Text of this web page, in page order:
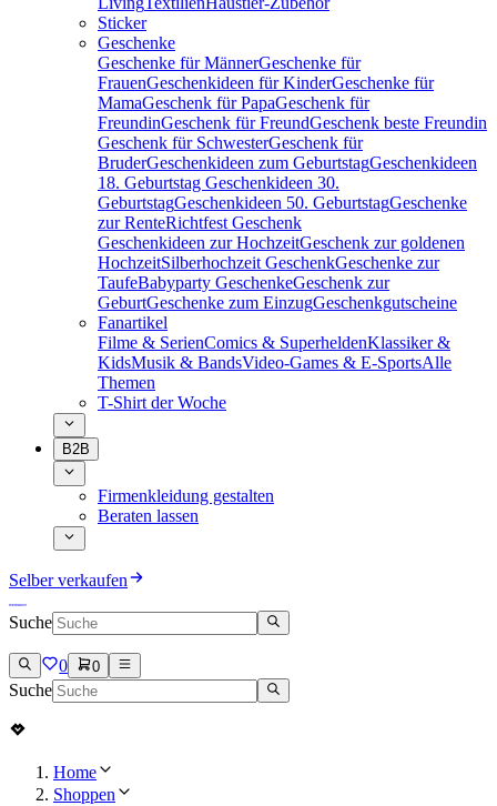
Sticker
Geschenke
Geschenke für MännerGeschenke für
FrauenGeschenkideen für KinderGeschenke für
MamaGeschenk für PapaGeschenk für
FreundinGeschenk für FreundGeschenk beste Freundin
Geschenk für SchwesterGeschenk für
BruderGeschenkideen zum GeburtstagGeschenkideen
18. Geburtstag Geschenkideen 30.
GeburtstagGeschenkideen 50. GeburtstagGeschenke
zur RenteRichtfest Geschenk
Geschenkideen zur HochzeitGeschenk zur goldenen
HochzeitSilberhochzeit GeschenkGeschenke zur
TaufeBabyparty GeschenkeGeschenk zur
GeburtGeschenke zum EinzugGeschenkgutscheine
Fanartikel
Filme & SerienComics & SuperheldenKlassiker &
KidsMusik & BandsVideo-Games & E-SportsAlle
Themen
T-Shirt der Woche
B2B
Firmenkleidung gestalten
Beraten lassen
Selber verkaufen
Suche
0 0
Suche
Home
Shoppen